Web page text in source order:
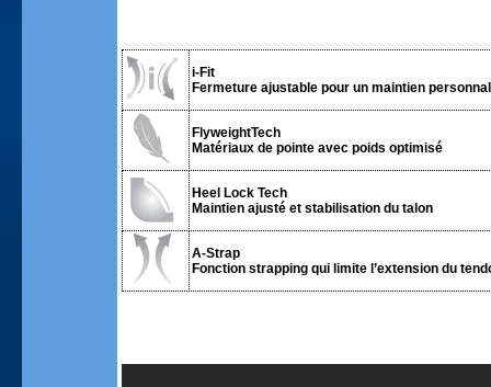
i-Fit
Fermeture ajustable pour un maintien
FlyweightTech
Matériaux de pointe avec poids optimisé
Heel Lock Tech
Maintien ajusté et stabilisation du talon
A-Strap
Fonction strapping qui limite l’extension du